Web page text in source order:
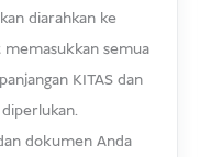
diarahkan ke
semua
KITAS dan
dokumen Anda